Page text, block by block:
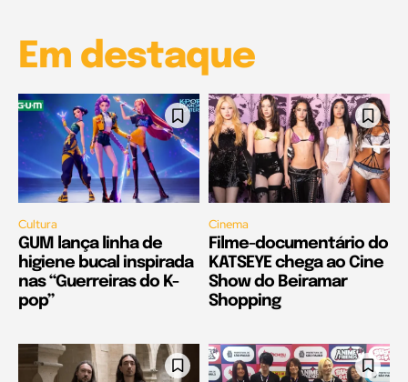
Em destaque
Cultura
GUM lança linha de
higiene bucal inspirada
nas “Guerreiras do K-
pop”
Cinema
Filme-documentário do
KATSEYE chega ao Cine
Show do Beiramar
Shopping